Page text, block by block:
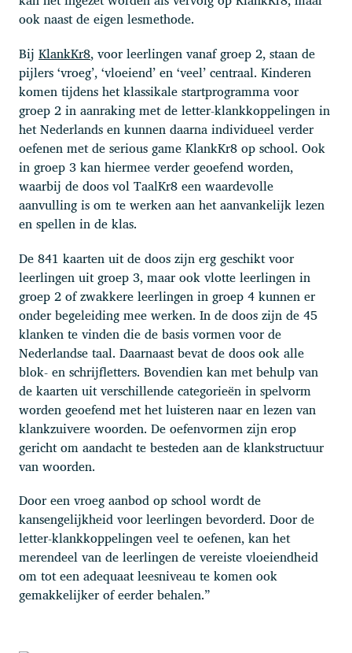
ook naast de eigen lesmethode.
Bij KlankKr8, voor leerlingen vanaf groep 2, staan de
pijlers ‘vroeg’, ‘vloeiend’ en ‘veel’ centraal. Kinderen
komen tijdens het klassikale startprogramma voor
groep 2 in aanraking met de letter-klankkoppelingen in
het Nederlands en kunnen daarna individueel verder
oefenen met de serious game KlankKr8 op school. Ook
in groep 3 kan hiermee verder geoefend worden,
waarbij de doos vol TaalKr8 een waardevolle
aanvulling is om te werken aan het aanvankelijk lezen
en spellen in de klas.
De 841 kaarten uit de doos zijn erg geschikt voor
leerlingen uit groep 3, maar ook vlotte leerlingen in
groep 2 of zwakkere leerlingen in groep 4 kunnen er
onder begeleiding mee werken. In de doos zijn de 45
klanken te vinden die de basis vormen voor de
Nederlandse taal. Daarnaast bevat de doos ook alle
blok- en schrijfletters. Bovendien kan met behulp van
de kaarten uit verschillende categorieën in spelvorm
worden geoefend met het luisteren naar en lezen van
klankzuivere woorden. De oefenvormen zijn erop
gericht om aandacht te besteden aan de klankstructuur
van woorden.
Door een vroeg aanbod op school wordt de
kansengelijkheid voor leerlingen bevorderd. Door de
letter-klankkoppelingen veel te oefenen, kan het
merendeel van de leerlingen de vereiste vloeiendheid
om tot een adequaat leesniveau te komen ook
gemakkelijker of eerder behalen.”